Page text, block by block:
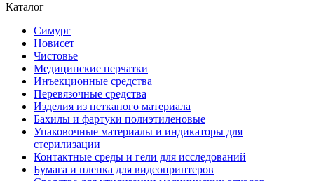
Каталог
Симург
Новисет
Чистовье
Медицинские перчатки
Инъекционные средства
Перевязочные средства
Изделия из нетканого материала
Бахилы и фартуки полиэтиленовые
Упаковочные материалы и индикаторы для
стерилизации
Контактные среды и гели для исследований
Бумага и пленка для видеопринтеров